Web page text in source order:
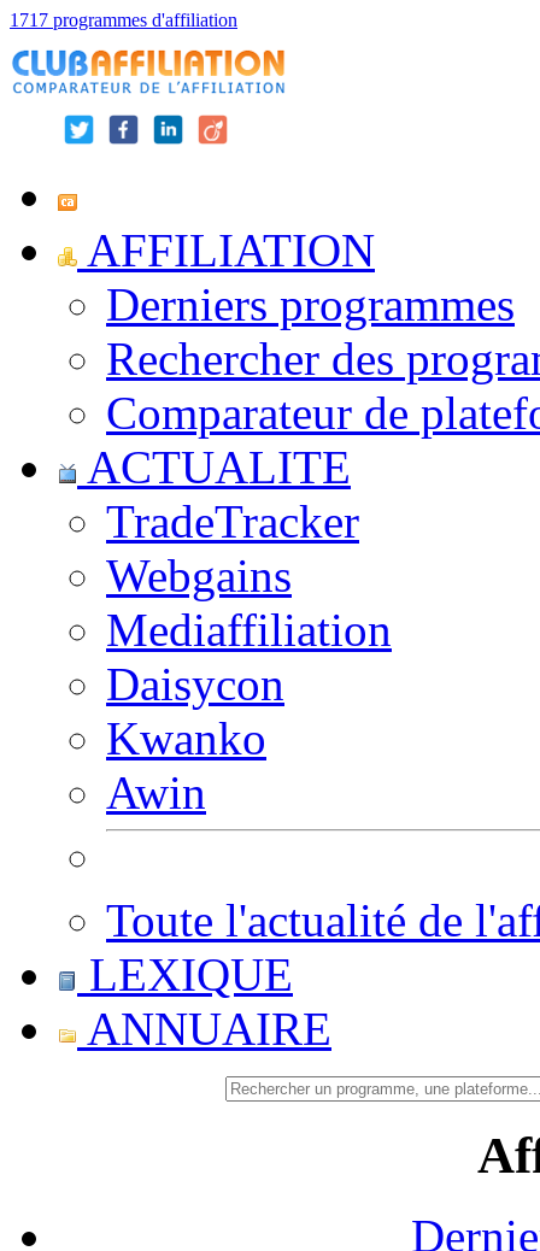
1717 programmes d'affiliation
AFFILIATION
Derniers programmes
Rechercher des
Comparateur de
ACTUALITE
TradeTracker
Webgains
Mediaffiliation
Daisycon
Kwanko
Awin
Toute l'actualité de
LEXIQUE
ANNUAIRE